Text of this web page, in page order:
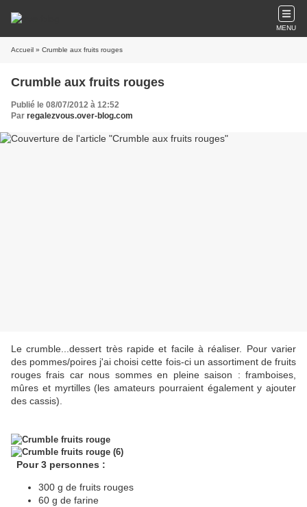
MENU
Accueil » Crumble aux fruits rouges
Crumble aux fruits rouges
Publié le 08/07/2012 à 12:52
Par regalezvous.over-blog.com
Le crumble...dessert très rapide et facile à réaliser. Pour varier
des pommes/poires j'ai choisi cette fois-ci un assortiment de fruits
rouges frais car nous sommes en pleine saison : framboises,
mûres et myrtilles (les amateurs pourraient également y ajouter
des cassis).
Pour 3 personnes :
300 g de fruits rouges
60 g de farine